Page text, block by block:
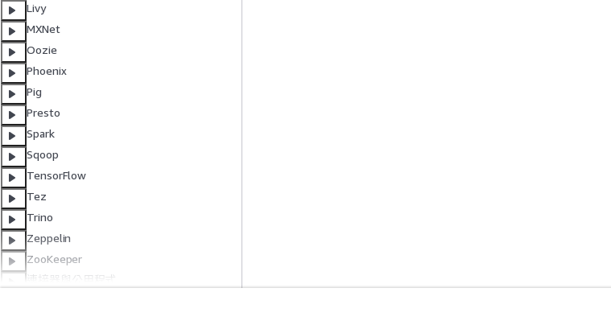
Livy
MXNet
Oozie
Phoenix
Pig
Presto
Spark
Sqoop
TensorFlow
Tez
Trino
Zeppelin
ZooKeeper
連接器與公用程式